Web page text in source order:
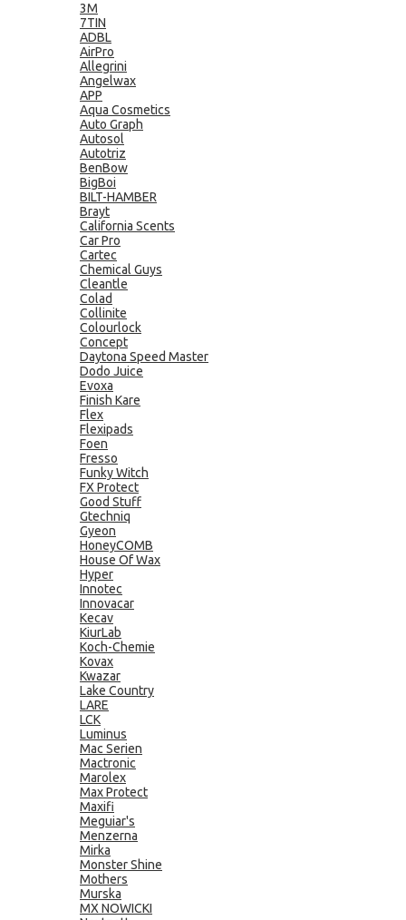
3M
7TIN
ADBL
AirPro
Allegrini
Angelwax
APP
Aqua Cosmetics
Auto Graph
Autosol
Autotriz
BenBow
BigBoi
BILT-HAMBER
Brayt
California Scents
Car Pro
Cartec
Chemical Guys
Cleantle
Colad
Collinite
Colourlock
Concept
Daytona Speed Master
Dodo Juice
Evoxa
Finish Kare
Flex
Flexipads
Foen
Fresso
Funky Witch
FX Protect
Good Stuff
Gtechniq
Gyeon
HoneyCOMB
House Of Wax
Hyper
Innotec
Innovacar
Kecav
KiurLab
Koch-Chemie
Kovax
Kwazar
Lake Country
LARE
LCK
Luminus
Mac Serien
Mactronic
Marolex
Max Protect
Maxifi
Meguiar's
Menzerna
Mirka
Monster Shine
Mothers
Murska
MX NOWICKI